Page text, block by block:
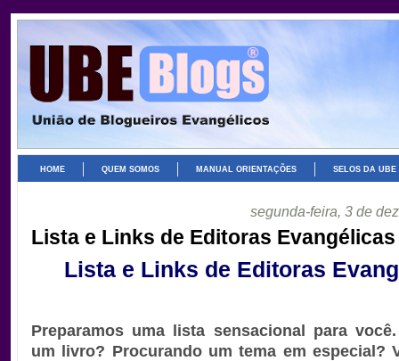
HOME QUEM SOMOS MANUAL ORIENTAÇÕES SELOS DA UBE
segunda-feira, 3 de
Lista e Links de Editoras Evangélicas
Lista e Links de Editoras
Preparamos uma lista sensacional para
um livro? Procurando um tema em especial?